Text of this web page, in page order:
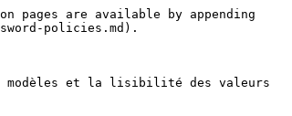
pages are available by appending
policies.md).
modèles et la lisibilité des valeurs